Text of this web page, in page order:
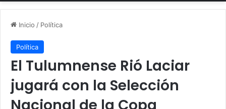
Inicio / Política
Política
El Tulumnense Rió Laciar
jugará con la Selección
Nacional de la Copa